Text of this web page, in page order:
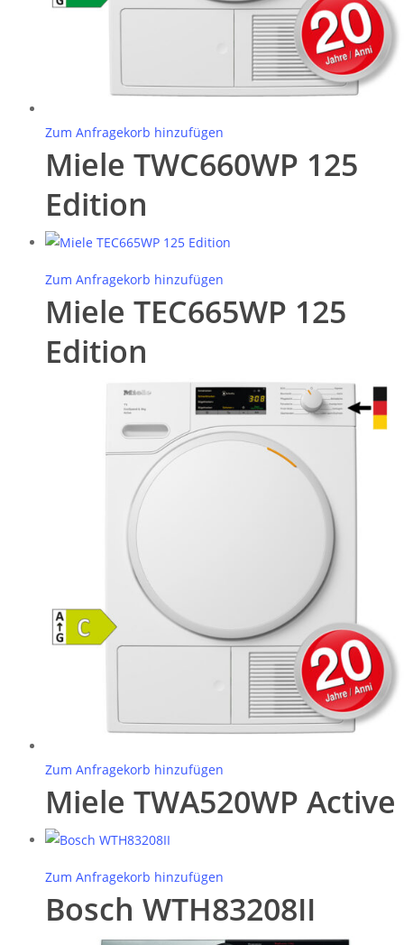
Zum Anfragekorb hinzufügen
Miele TWC660WP 125
Edition
Zum Anfragekorb hinzufügen
Miele TEC665WP 125
Edition
Zum Anfragekorb hinzufügen
Miele TWA520WP Active
Zum Anfragekorb hinzufügen
Bosch WTH83208II